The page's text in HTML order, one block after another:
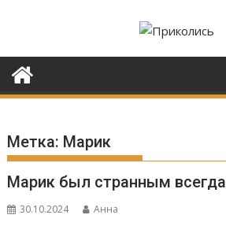
Метка: Марик
Марик был странным всегда
30.10.2024 Анна